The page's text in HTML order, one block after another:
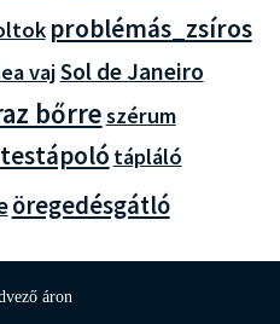
problémás_zsíros
vajSol de Janeiro
bőrreszérum
testápoló tápláló
öregedésgátló
áron